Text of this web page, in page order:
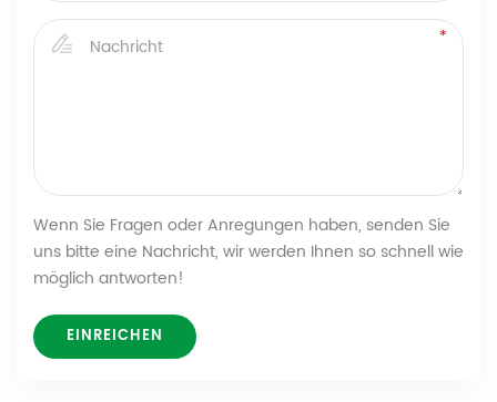
Wenn Sie Fragen oder Anregungen haben, senden Sie
uns bitte eine Nachricht, wir werden Ihnen so schnell wie
möglich antworten!